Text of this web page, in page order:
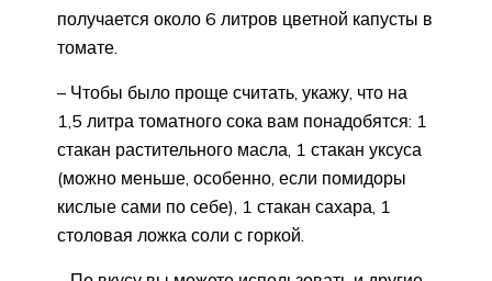
получается около 6 литров цветной капусты в
томате.
– Чтобы было проще считать, укажу, что на
1,5 литра томатного сока вам понадобятся: 1
стакан растительного масла, 1 стакан уксуса
(можно меньше, особенно, если помидоры
кислые сами по себе), 1 стакан сахара, 1
столовая ложка соли с горкой.